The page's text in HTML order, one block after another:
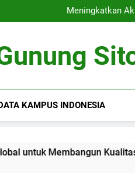
Meningkatkan
Mengoptimalkan
Meningkatkan
Mengoptimalkan
KAMPUS INDONESIA
Membangun Kualitas Kajian